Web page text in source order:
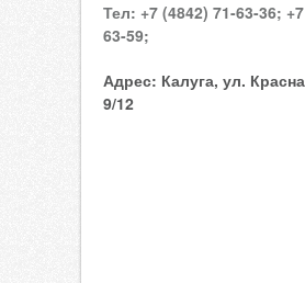
Тел: +7 (4842) 71-63-36;
63-59;
Адрес: Калуга, ул.
9/12